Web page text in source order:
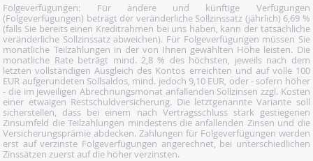
Folgeverfügungen: Für andere und künftige Verfügungen
(Folgeverfügungen) beträgt der veränderliche Sollzinssatz (jährlich) 6,69 %
(falls Sie bereits einen Kreditrahmen bei uns haben, kann der tatsächliche
veränderliche Sollzinssatz abweichen). Für Folgeverfügungen müssen Sie
monatliche Teilzahlungen in der von Ihnen gewählten Höhe leisten. Die
monatliche Rate beträgt mind. 2,8 % des höchsten, jeweils nach dem
letzten vollständigen Ausgleich des Kontos erreichten und auf volle 100
EUR aufgerundeten Sollsaldos, mind. jedoch 9,10 EUR, oder - sofern höher
- die im jeweiligen Abrechnungsmonat anfallenden Sollzinsen zzgl. Kosten
einer etwaigen Restschuldversicherung. Die letztgenannte Variante soll
sicherstellen, dass bei einem nach Vertragsschluss stark gestiegenen
Zinsumfeld die Teilzahlungen mindestens die anfallenden Zinsen und die
Versicherungsprämie abdecken. Zahlungen für Folgeverfügungen werden
erst auf verzinste Folgeverfügungen angerechnet, bei unterschiedlichen
Zinssätzen zuerst auf die höher verzinsten.